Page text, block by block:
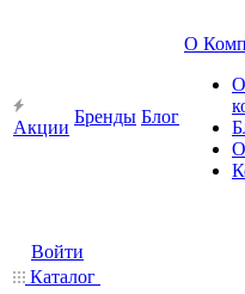
Акции
Бренды Блог
О
О
Войти
Каталог